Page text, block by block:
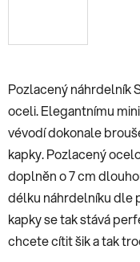
Pozlacený náhrdelník
oceli. Elegantnímu
vévodí dokonale
kapky. Pozlacený
doplněn o 7 cm
délku náhrdelníku dle
kapky se tak stává
chcete cítit šik a tak